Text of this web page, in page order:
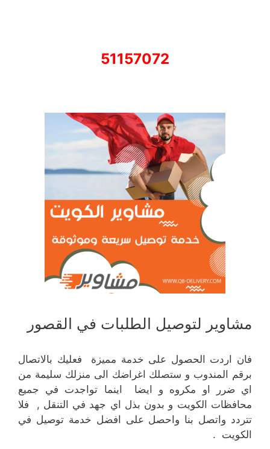
51157072
مشاوير لتوصيل الطلبات في القصور
فان اردت الحصول على خدمة مميزة فعليك بالاتصال
برقم المندوب و ستصلك اغراضك الى منزلك سليمة من
اي ضرر او مكروه و ايضا اينما تواجدت في جميع
محافظات الكويت و بدون بذل اي جهد في التنقل , فلا
تتردد واتصل بنا واحصل على افضل خدمة توصيل في
الكويت .